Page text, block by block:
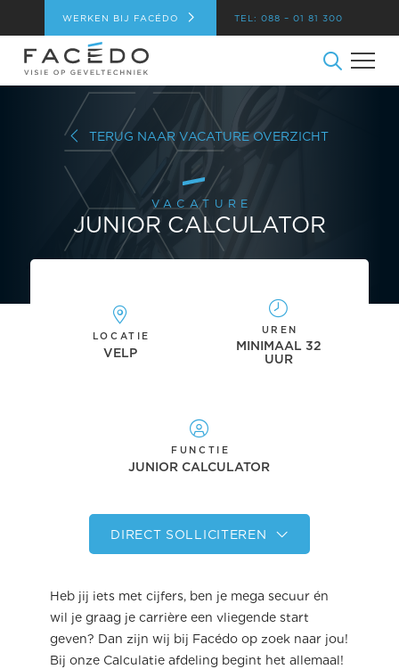
WERKEN BIJ FACÉDO TEL: 088 – 01 81 300
TERUG NAAR VACATURE OVERZICHT
VACATURE
JUNIOR CALCULATOR
LOCATIE
VELP
UREN
MINIMAAL 32
UUR
FUNCTIE
JUNIOR CALCULATOR
DIRECT SOLLICITEREN
Heb jij iets met cijfers, ben je mega secuur én
wil je graag je carrière een vliegende start
geven? Dan zijn wij bij Facédo op zoek naar jou!
Bij onze Calculatie afdeling begint het allemaal!